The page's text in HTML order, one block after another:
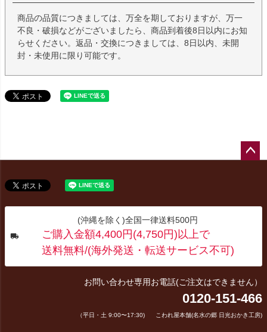
商品の品質につきましては、万全を期しておりますが、万一
不良・破損などがございましたら、商品到着後8日以内にお知
らせください。返品・交換につきましては、8日以内、未開
封・未使用に限り可能です。
へ
(沖縄を除く)全国一律送料500円
ご購入金額4,400円(4,750円)以上で
送料無料/(海外発送・転送サービス不可)
お問い合わせ専用お電話(ご注文はできません）
0120-151-466
（平日・土 9:00〜17:30) こわれ屋本舗(名水の郷 日光おかき工房)